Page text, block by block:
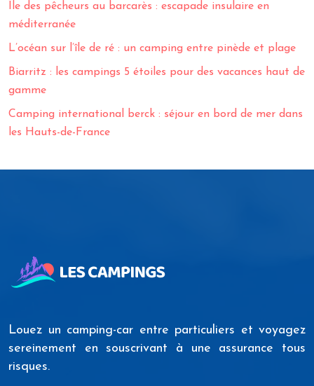
Île des pêcheurs au barcarès : escapade insulaire en
méditerranée
L’océan sur l’île de ré : un camping entre pinède et plage
Biarritz : les campings 5 étoiles pour des vacances haut de
gamme
Camping international berck : séjour en bord de mer dans
les Hauts-de-France
Louez un camping-car entre particuliers et voyagez
sereinement en souscrivant à une assurance tous
risques.